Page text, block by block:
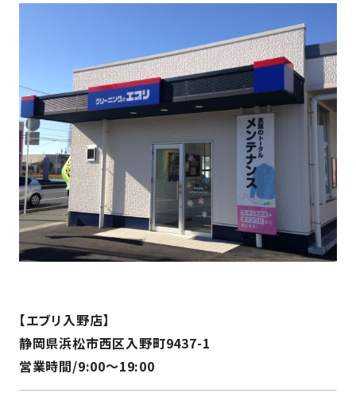
【エブリ入野店】
静岡県浜松市西区入野町9437-1
営業時間/9:00～19:00